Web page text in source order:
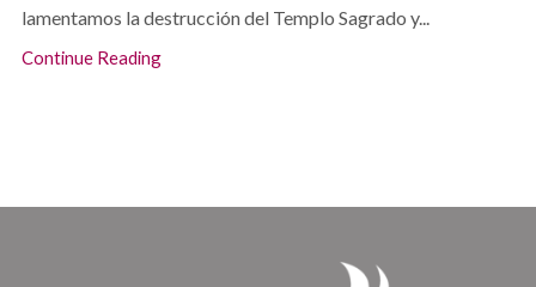
lamentamos la destrucción del Templo Sagrado y...
Continue Reading